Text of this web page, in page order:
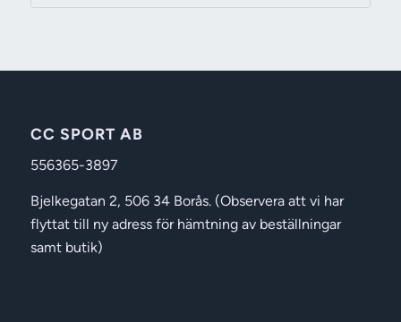
till
CC SPORT AB
556365-3897
Bjelkegatan 2, 506 34 Borås. (Observera att vi har
flyttat till ny adress för hämtning av beställningar
samt butik)